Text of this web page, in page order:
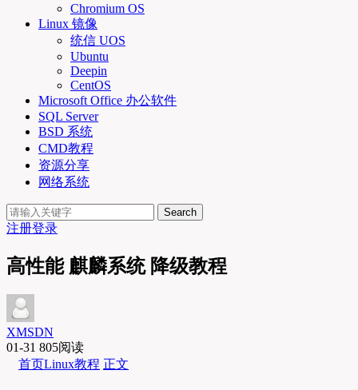
Chromium OS
Linux 镜像
统信 UOS
Ubuntu
Deepin
CentOS
Microsoft Office 办公软件
SQL Server
BSD 系统
CMD教程
资源分享
网络系统
Search
注册登录
高性能 麒麟系统 降级教程
XMSDN
01-31 805阅读
首页Linux教程 正文